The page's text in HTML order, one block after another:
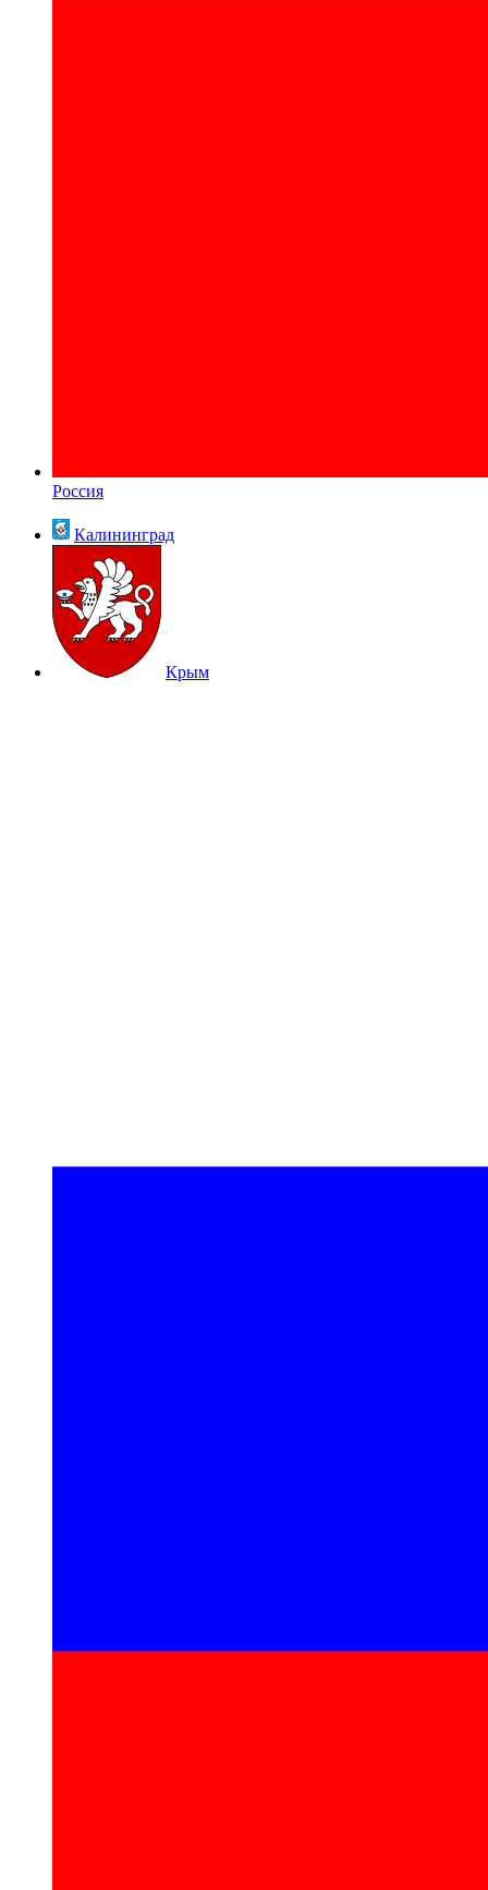
Россия
Калининград
Крым